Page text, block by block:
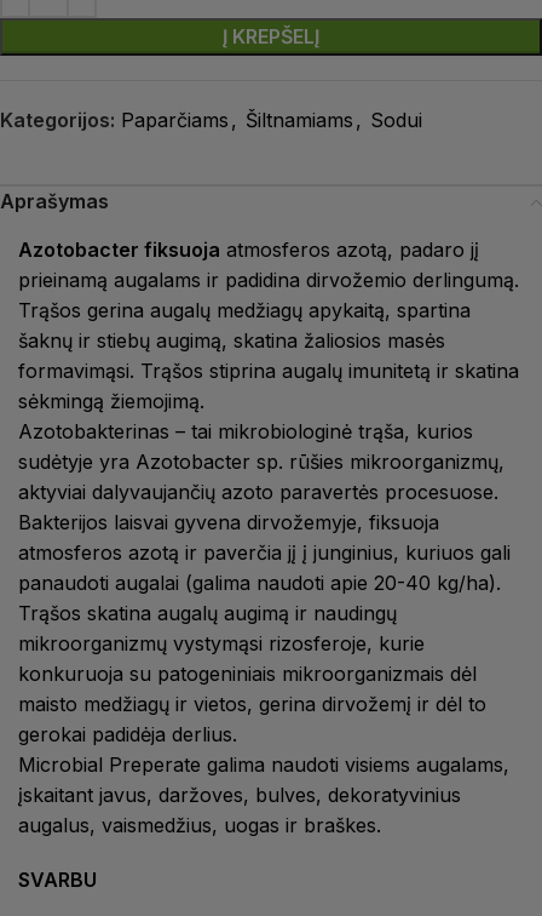
Į KREPŠELĮ
Kategorijos: Paparčiams , Šiltnamiams , Sodui
Aprašymas
Azotobacter fiksuoja atmosferos azotą, padaro jį
prieinamą augalams ir padidina dirvožemio derlingumą.
Trąšos gerina augalų medžiagų apykaitą, spartina
šaknų ir stiebų augimą, skatina žaliosios masės
formavimąsi. Trąšos stiprina augalų imunitetą ir skatina
sėkmingą žiemojimą.
Azotobakterinas – tai mikrobiologinė trąša, kurios
sudėtyje yra Azotobacter sp. rūšies mikroorganizmų,
aktyviai dalyvaujančių azoto paravertės procesuose.
Bakterijos laisvai gyvena dirvožemyje, fiksuoja
atmosferos azotą ir paverčia jį į junginius, kuriuos gali
panaudoti augalai (galima naudoti apie 20-40 kg/ha).
Trąšos skatina augalų augimą ir naudingų
mikroorganizmų vystymąsi rizosferoje, kurie
konkuruoja su patogeniniais mikroorganizmais dėl
maisto medžiagų ir vietos, gerina dirvožemį ir dėl to
gerokai padidėja derlius.
Microbial Preperate galima naudoti visiems augalams,
įskaitant javus, daržoves, bulves, dekoratyvinius
augalus, vaismedžius, uogas ir braškes.
SVARBU